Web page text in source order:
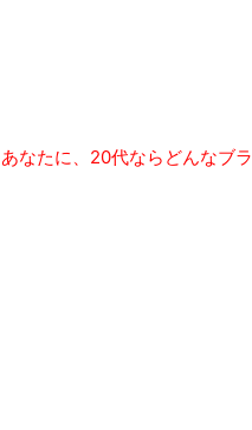
なたに、20代ならどんなブラ